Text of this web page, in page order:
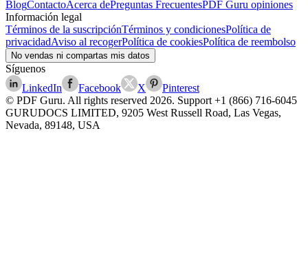
BlogContactoAcerca dePreguntas FrecuentesPDF Guru opiniones
Información legal
Términos de la suscripciónTérminos y condicionesPolítica de
privacidadAviso al recogerPolítica de cookiesPolítica de reembolso
No vendas ni compartas mis datos
Síguenos
LinkedIn
Facebook X
Pinterest
© PDF Guru. All rights reserved 2026. Support +1 (866) 716-6045
GURUDOCS LIMITED, 9205 West Russell Road, Las Vegas,
Nevada, 89148, USA